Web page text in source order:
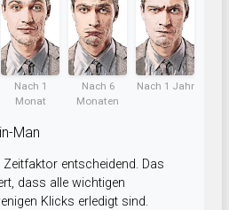
Nach 1
Monat
Nach 6
Monaten
Nach 1 Jahr
Man
entscheidend. Das
dass alle wichtigen
Klicks erledigt sind.